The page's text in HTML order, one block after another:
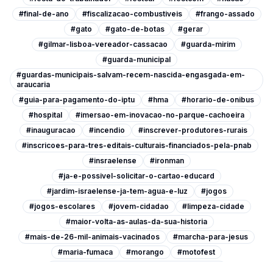
#final-de-ano
#fiscalizacao-combustiveis
#frango-assado
#gato
#gato-de-botas
#gerar
#gilmar-lisboa-vereador-cassacao
#guarda-mirim
#guarda-municipal
#guardas-municipais-salvam-recem-nascida-engasgada-em-
araucaria
#guia-para-pagamento-do-iptu
#hma
#horario-de-onibus
#hospital
#imersao-em-inovacao-no-parque-cachoeira
#inauguracao
#incendio
#inscrever-produtores-rurais
#inscricoes-para-tres-editais-culturais-financiados-pela-pnab
#insraelense
#ironman
#ja-e-possivel-solicitar-o-cartao-educard
#jardim-israelense-ja-tem-agua-e-luz
#jogos
#jogos-escolares
#jovem-cidadao
#limpeza-cidade
#maior-volta-as-aulas-da-sua-historia
#mais-de-26-mil-animais-vacinados
#marcha-para-jesus
#maria-fumaca
#morango
#motofest